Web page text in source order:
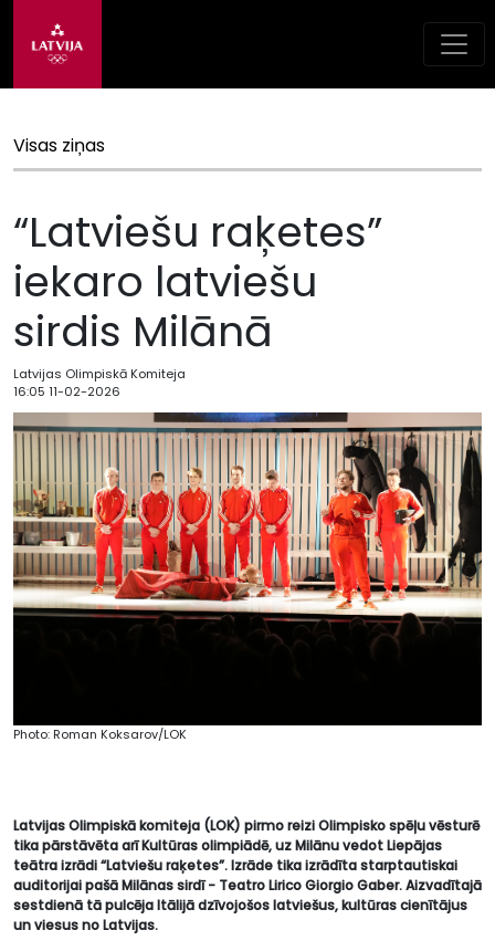
Visas ziņas
“Latviešu raķetes”
iekaro latviešu
sirdis Milānā
Latvijas Olimpiskā Komiteja
16:05 11-02-2026
Photo: Roman Koksarov/LOK
Latvijas Olimpiskā komiteja (LOK) pirmo reizi Olimpisko spēļu vēsturē
tika pārstāvēta arī Kultūras olimpiādē, uz Milānu vedot Liepājas
teātra izrādi “Latviešu raķetes”. Izrāde tika izrādīta starptautiskai
auditorijai pašā Milānas sirdī - Teatro Lirico Giorgio Gaber. Aizvadītajā
sestdienā tā pulcēja Itālijā dzīvojošos latviešus, kultūras cienītājus
un viesus no Latvijas.